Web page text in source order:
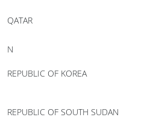
QATAR
N
REPUBLIC OF KOREA
REPUBLIC OF SOUTH SUDAN